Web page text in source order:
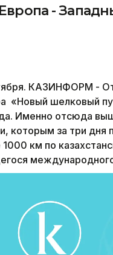
-
КАЗИНФОРМ -
«Новый шелковый
Именно отсюда
которым за три дня
км по